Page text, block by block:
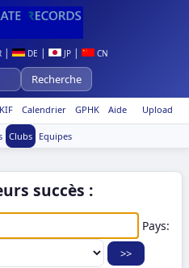
| DE | JP| CN
Upload
Calendrier GPHK Aide
Clubs Equipes
succès :
Pays: